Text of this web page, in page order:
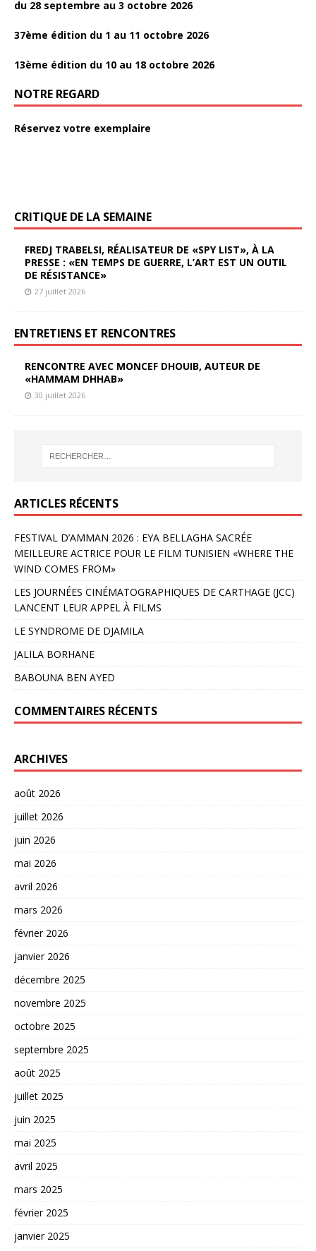
du 28 septembre au 3 octobre 2026
37ème édition du 1 au 11 octobre 2026
13ème édition du 10 au 18 octobre 2026
NOTRE REGARD
Réservez votre exemplaire
CRITIQUE DE LA SEMAINE
FREDJ TRABELSI, RÉALISATEUR DE «SPY LIST», À LA
PRESSE : «EN TEMPS DE GUERRE, L’ART EST UN OUTIL
DE RÉSISTANCE»
27 juillet 2026
ENTRETIENS ET RENCONTRES
RENCONTRE AVEC MONCEF DHOUIB, AUTEUR DE
«HAMMAM DHHAB»
30 juillet 2026
ARTICLES RÉCENTS
FESTIVAL D’AMMAN 2026 : EYA BELLAGHA SACRÉE
MEILLEURE ACTRICE POUR LE FILM TUNISIEN «WHERE THE
WIND COMES FROM»
LES JOURNÉES CINÉMATOGRAPHIQUES DE CARTHAGE (JCC)
LANCENT LEUR APPEL À FILMS
LE SYNDROME DE DJAMILA
JALILA BORHANE
BABOUNA BEN AYED
COMMENTAIRES RÉCENTS
ARCHIVES
août 2026
juillet 2026
juin 2026
mai 2026
avril 2026
mars 2026
février 2026
janvier 2026
décembre 2025
novembre 2025
octobre 2025
septembre 2025
août 2025
juillet 2025
juin 2025
mai 2025
avril 2025
mars 2025
février 2025
janvier 2025